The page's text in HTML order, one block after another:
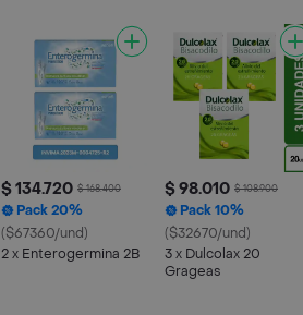
$ 134.720 $ 168.400
Pack 20%
($67360/und)
2 x Enterogermina 2B
$ 98.010 $ 108.900
Pack 10%
($32670/und)
3 x Dulcolax 20
Grageas